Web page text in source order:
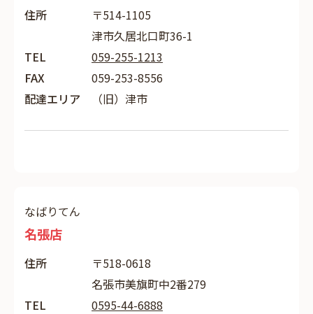
住所
〒514-1105
津市久居北口町36-1
TEL
059-255-1213
FAX
059-253-8556
配達エリア
（旧）津市
なばりてん
名張店
住所
〒518-0618
名張市美旗町中2番279
TEL
0595-44-6888